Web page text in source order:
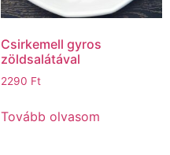
Csirkemell gyros
zöldsalátával
2290 Ft
Tovább olvasom